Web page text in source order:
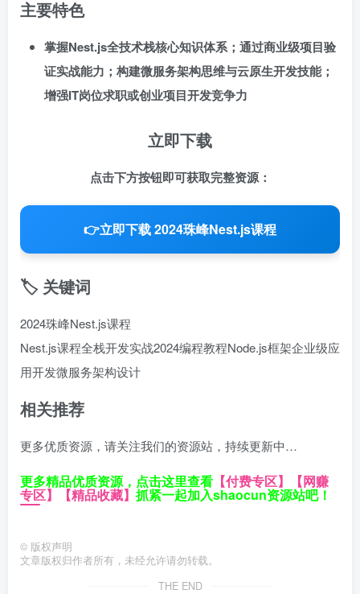
主要特色
掌握Nest.js全技术栈核心知识体系；通过商业级项目验
证实战能力；构建微服务架构思维与云原生开发技能；
增强IT岗位求职或创业项目开发竞争力
立即下载
点击下方按钮即可获取完整资源：
👉立即下载 2024珠峰Nest.js课程
🏷️ 关键词
2024珠峰Nest.js课程
Nest.js课程全栈开发实战2024编程教程Node.js框架企业级应
用开发微服务架构设计
相关推荐
更多优质资源，请关注我们的资源站，持续更新中…
更多精品优质资源，点击这里查看 【付费专区】 【网赚
专区】 【精品收藏】 抓紧一起加入shaocun资源站吧！
© 版权声明
文章版权归作者所有，未经允许请勿转载。
THE END